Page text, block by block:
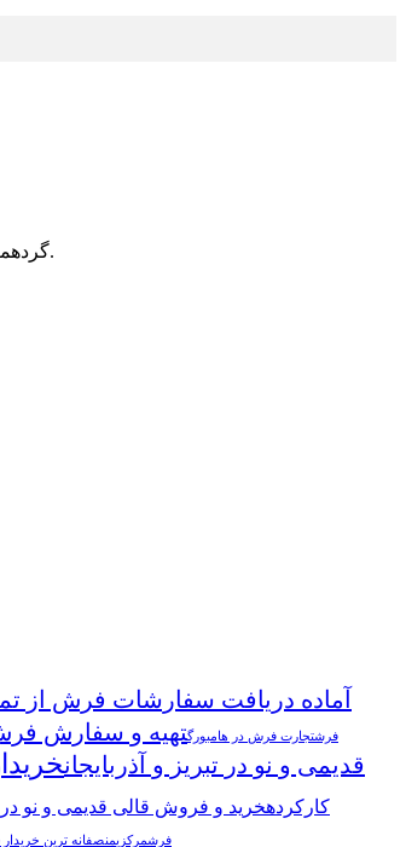
گردهمایی و کارگاه آموزشی روسای ادارات فرش سازمان های صنعت، معدن و تجارت استان های کشور پنجم تا هفتم آبان ماه در آذربایجان شرقی برگزار می شود.
آماده دریافت سفارشات فرش از
فرشتجارت فرش در هامبورگتهیه و سفارش
قدیمی و نو در تبریز و آذربایجان
کارکردهخرید و فروش قالی قدیمی و نو در
فرشمرکزیمنصفانه ترین